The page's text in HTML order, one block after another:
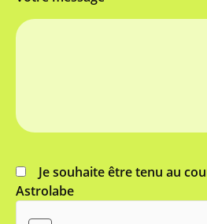
Je souhaite être tenu au
Astrolabe